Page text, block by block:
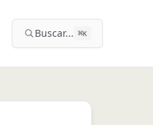
Buscar... ⌘K